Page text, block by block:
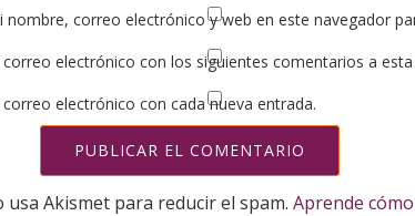
nombre, correo electrónico y web en este navegador
correo electrónico con los siguientes comentarios a
correo electrónico con cada nueva entrada.
usa Akismet para reducir el spam. Aprende